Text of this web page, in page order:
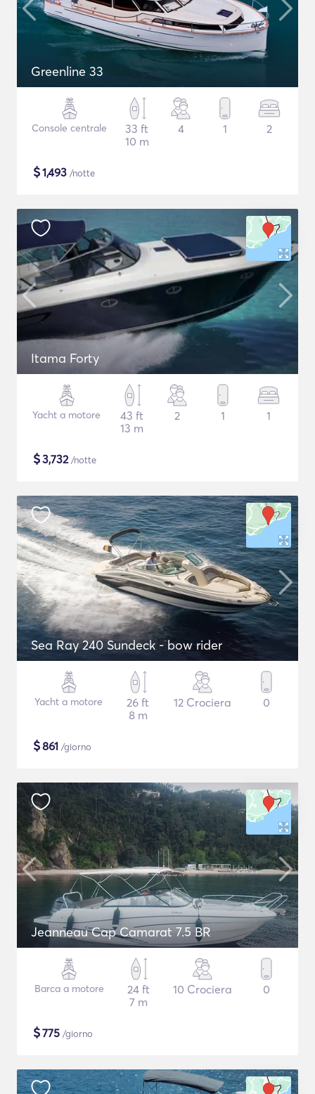
Greenline 33
Console centrale
33 ft
10 m
4 1 2
$1,493 /notte
Itama Forty
Yacht a motore
43 ft
13 m
2 1 1
$3,732/notte
Sea Ray 240 Sundeck - bow rider
Yacht a motore
26 ft
8 m
12 Crociera 0
$861 /giorno
Jeanneau Cap Camarat 7.5 BR
Barca a motore
24 ft
7 m
10 Crociera 0
$775 /giorno